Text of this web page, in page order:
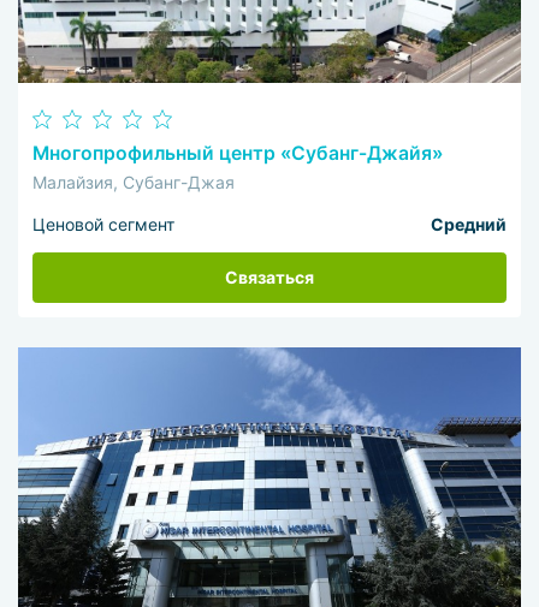
Многопрофильный центр «Субанг-Джайя»
Малайзия, Субанг-Джая
Ценовой сегмент Средний
Связаться